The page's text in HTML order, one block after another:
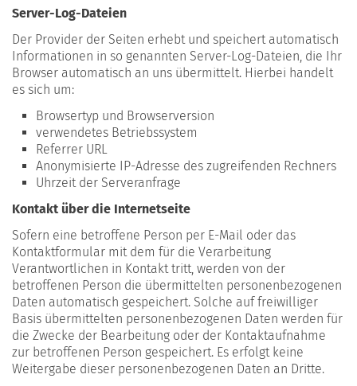
Server-Log-Dateien
Der Provider der Seiten erhebt und speichert automatisch
Informationen in so genannten Server-Log-Dateien, die Ihr
Browser automatisch an uns übermittelt. Hierbei handelt
es sich um:
Browsertyp und Browserversion
verwendetes Betriebssystem
Referrer URL
Anonymisierte IP-Adresse des zugreifenden Rechners
Uhrzeit der Serveranfrage
Kontakt über die Internetseite
Sofern eine betroffene Person per E-Mail oder das
Kontaktformular mit dem für die Verarbeitung
Verantwortlichen in Kontakt tritt, werden von der
betroffenen Person die übermittelten personenbezogenen
Daten automatisch gespeichert. Solche auf freiwilliger
Basis übermittelten personenbezogenen Daten werden für
die Zwecke der Bearbeitung oder der Kontaktaufnahme
zur betroffenen Person gespeichert. Es erfolgt keine
Weitergabe dieser personenbezogenen Daten an Dritte.